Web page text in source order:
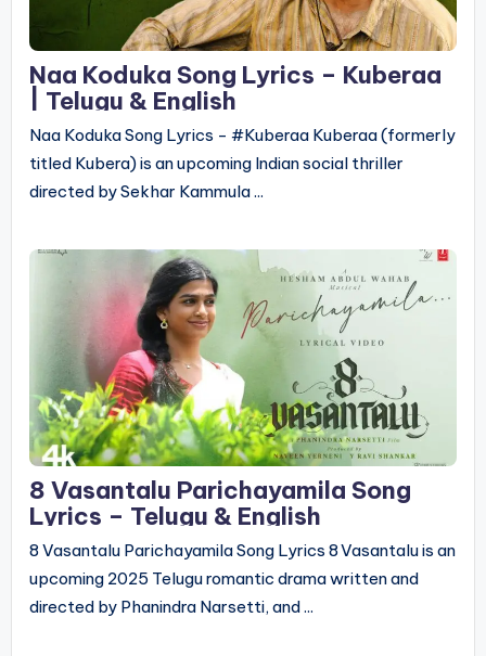
Naa Koduka Song Lyrics – Kuberaa
| Telugu & English
Naa Koduka Song Lyrics - #Kuberaa Kuberaa (formerly
titled Kubera) is an upcoming Indian social thriller
directed by Sekhar Kammula ...
8 Vasantalu Parichayamila Song
Lyrics – Telugu & English
8 Vasantalu Parichayamila Song Lyrics 8 Vasantalu is an
upcoming 2025 Telugu romantic drama written and
directed by Phanindra Narsetti, and ...